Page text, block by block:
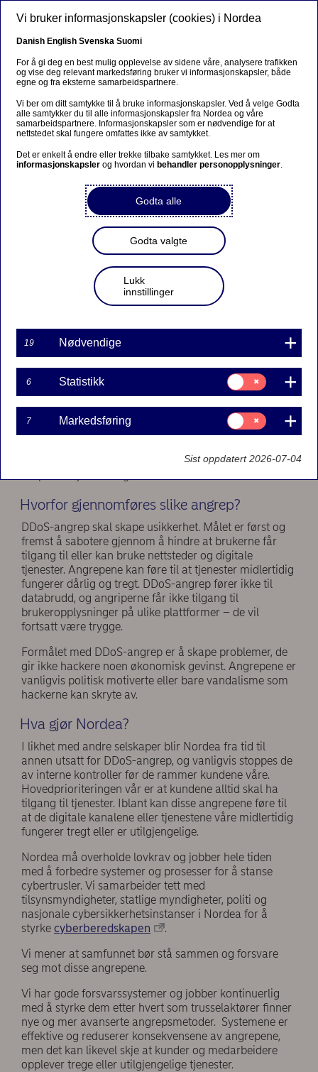
NO
Digital bankvirksomhet
Hva er et DDoS-angrep, og
hvorfor gjør det at ting går
tregere?
08-11-2024
forklare en vanlig type som kalles DDoS-angrep.
DDoS står for «Distributed Denial-of-Service», som på
overbelastningsangrep. Et DDoS-angrep er et forsøk
på å overbelaste et system eller nettsted i så stor grad
at nettjenestene går tregt eller ikke fungerer i det hele
tatt, slik at kundene ikke kan bruke dem. Dette kan
ramme apper, nettsteder og både offentlige og private
digitale tjenester.
DDoS-angrep og annen cyberrelatert kriminalitet er et
– myndigheter, selskaper og banker angripes for å
Hvorfor gjennomføres slike angrep?
DDoS-angrep skal skape usikkerhet. Målet er først og
fremst å sabotere gjennom å hindre at brukerne får
tilgang til eller kan bruke nettsteder og digitale
tjenester. Angrepene kan føre til at tjenester midlertidig
fungerer dårlig og tregt. DDoS-angrep fører ikke til
databrudd, og angriperne får ikke tilgang til
brukeropplysninger på ulike plattformer – de vil
fortsatt være trygge.
Formålet med DDoS-angrep er å skape problemer, de
gir ikke hackere noen økonomisk gevinst. Angrepene er
vanligvis politisk motiverte eller bare vandalisme som
hackerne kan skryte av.
Hva gjør Nordea?
I likhet med andre selskaper blir Nordea fra tid til
annen utsatt for DDoS-angrep, og vanligvis stoppes de
av interne kontroller før de rammer kundene våre.
Hovedprioriteringen vår er at kundene alltid skal ha
tilgang til tjenester. Iblant kan disse angrepene føre til
at de digitale kanalene eller tjenestene våre midlertidig
fungerer tregt eller er utilgjengelige.
Nordea må overholde lovkrav og jobber hele tiden
med å forbedre systemer og prosesser for å stanse
cybertrusler. Vi samarbeider tett med
tilsynsmyndigheter, statlige myndigheter, politi og
nasjonale cybersikkerhetsinstanser i Nordea for å
styrke cyberberedskapen
.
Vi mener at samfunnet bør stå sammen og forsvare
seg mot disse angrepene.
Vi har gode forsvarssystemer og jobber kontinuerlig
med å styrke dem etter hvert som trusselaktører finner
nye og mer avanserte angrepsmetoder. Systemene er
effektive og reduserer konsekvensene av angrepene,
men det kan likevel skje at kunder og medarbeidere
opplever trege eller utilgjengelige tjenester.
Vi bruker informasjonskapsler (cookies) i Nordea
Danish English Svenska Suomi
For å gi deg en best mulig opplevelse av sidene våre, analysere trafikken
og vise deg relevant markedsføring bruker vi informasjonskapsler, både
egne og fra eksterne samarbeidspartnere.
Vi ber om ditt samtykke til å bruke informasjonskapsler. Ved å velge Godta
alle samtykker du til alle informasjonskapsler fra Nordea og våre
samarbeidspartnere. Informasjonskapsler som er nødvendige for at
nettstedet skal fungere omfattes ikke av samtykket.
Det er enkelt å endre eller trekke tilbake samtykket. Les mer om
informasjonskapsler og hvordan vi behandler personopplysninger.
Godta alle
Godta valgte
Lukk
innstillinger
19 Nødvendige
6 Statistikk
Samtykke
til:
Statistikk
7 Markedsføring
Samtykke
til:
Markedsføring
Sist oppdatert 2026-07-04